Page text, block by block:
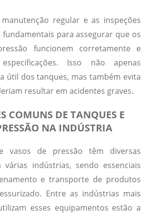
regular e as inspeções
fundamentais para assegurar que os
funcionem corretamente e
Isso não apenas
útil dos tanques, mas também evita
resultar em acidentes graves.
COMUNS DE TANQUES E
NA INDÚSTRIA
vasos de pressão têm diversas
várias indústrias, sendo essenciais
e transporte de produtos
Entre as indústrias mais
esses equipamentos estão a